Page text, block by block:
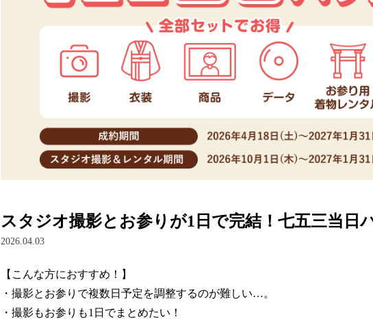
スタジオ撮影とお参りが1日で完結！七五三当日
2026.04.03
【こんな方におすすめ！】
・撮影とお参りで複数日予定を調整するのが難しい…。
・撮影もお参りも1日でまとめたい！